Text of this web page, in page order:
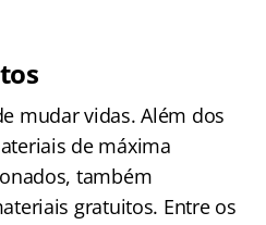
mudar vidas. Além dos
de máxima
também
gratuitos. Entre os